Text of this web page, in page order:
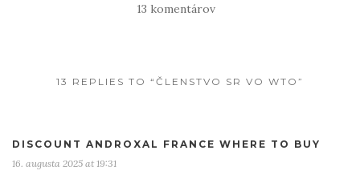
13 komentárov
13 REPLIES TO “ČLENSTVO SR VO WTO”
DISCOUNT ANDROXAL FRANCE WHERE TO BUY
16. augusta 2025 at 19:31